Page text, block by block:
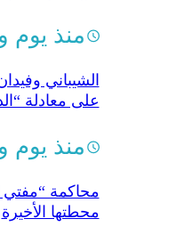
منذ يوم
الشيباني
على معادلة
منذ يوم
محاكمة “مفتي
محطتها الأخيرة